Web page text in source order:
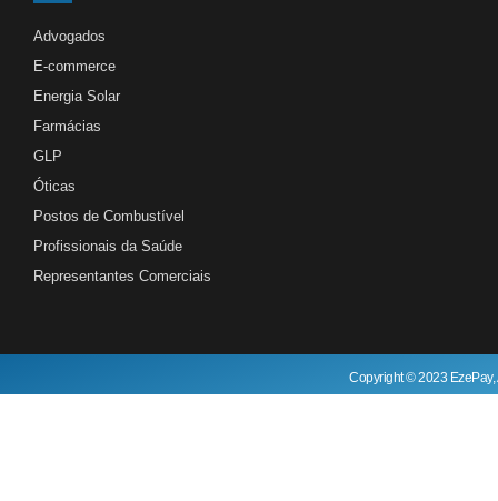
Advogados
E-commerce
Energia Solar
Farmácias
GLP
Óticas
Postos de Combustível
Profissionais da Saúde
Representantes Comerciais
Copyright © 2023